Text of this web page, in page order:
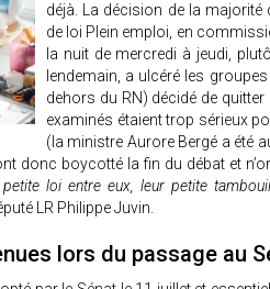
déjà. La décision de la majorité
de loi Plein emploi, en
la nuit de mercredi à jeudi,
lendemain, a ulcéré les
dehors du RN) décidé de
examinés étaient trop sérieux
(la ministre Aurore Bergé a été
donc boycotté la fin du débat et
loi entre eux, leur petite
LR Philippe Juvin.
lors du passage au